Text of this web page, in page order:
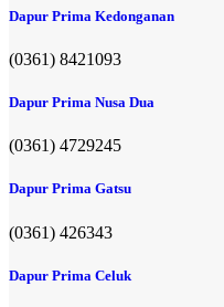
Dapur Prima Kedonganan
(0361) 8421093
Dapur Prima Nusa Dua
(0361) 4729245
Dapur Prima Gatsu
(0361) 426343
Dapur Prima Celuk